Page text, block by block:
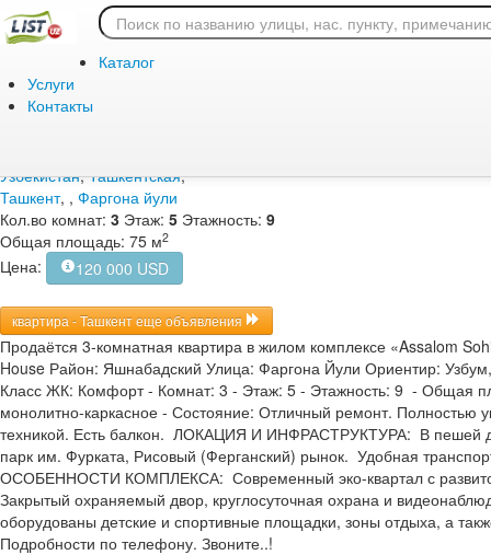
Каталог
Услуги
Контакты
Главная Продажа/Жилая/квартира
Продажа / Жилая /
Ташкент, , Фаргона
Узбекистан,Ташкентская,
Ташкент, , Фаргона йули
Кол.во комнат: 3 Этаж: 5 Этажность: 9
Общая площадь: 75 м2
Цена: 120 000 USD
квартира - Ташкент еще объявления
Продаётся 3-комнатная квартира в жилом комплексе «Assalom
House ​ Район: Яшнабадский ​ Улица: Фаргона Йули ​ Ориентир:
Класс ЖК: Комфорт ​- Комнат: 3 ​- Этаж: 5 ​ - Этажность: 9 - ​Общая
монолитно-каркасное ​ - Состояние: Отличный ремонт. Полностью
техникой. Есть балкон. ЛОКАЦИЯ И ИНФРАСТРУКТУРА: В пешей
парк им. Фурката, Рисовый (Ферганский) рынок. Удобная
ОСОБЕННОСТИ КОМПЛЕКСА: Современный эко-квартал с
Закрытый охраняемый двор, круглосуточная охрана и
оборудованы детские и спортивные площадки, зоны отдыха, а
Подробности по телефону. Звоните..!